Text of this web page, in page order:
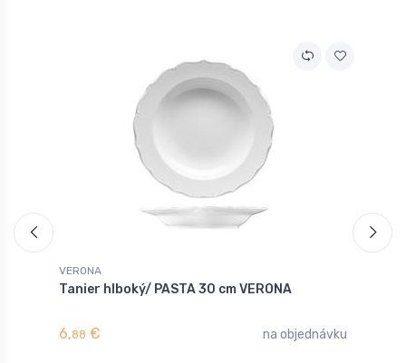
VERONA
Tanier hlboký/ PASTA 30 cm VERONA
6,88 € na objednávku